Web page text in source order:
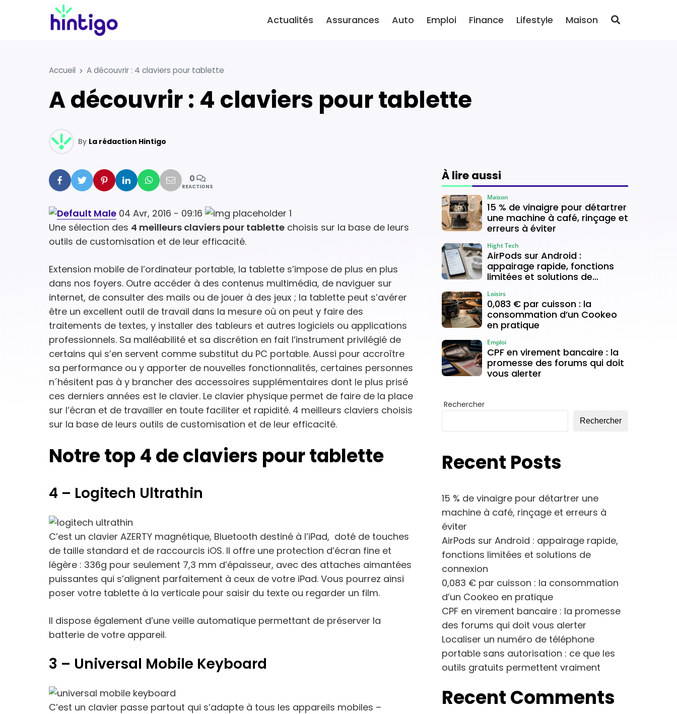
Actualités Assurances Auto Emploi Finance Lifestyle Maison
Accueil A découvrir : 4 claviers pour tablette
A découvrir : 4 claviers pour tablette
By La rédaction Hintigo
Facebook
Twitter PinterestLinkedinWhatsapp
Mail0
REACTIONS
04 Avr, 2016 - 09:16
Une sélection des 4 meilleurs claviers pour tablette choisis sur la base de leurs
outils de customisation et de leur efficacité.
Extension mobile de l’ordinateur portable, la tablette s’impose de plus en plus
dans nos foyers. Outre accéder à des contenus multimédia, de naviguer sur
internet, de consulter des mails ou de jouer à des jeux ; la tablette peut s’avérer
être un excellent outil de travail dans la mesure où on peut y faire des
traitements de textes, y installer des tableurs et autres logiciels ou applications
professionnels. Sa malléabilité et sa discrétion en fait l’instrument privilégié de
certains qui s’en servent comme substitut du PC portable. Aussi pour accroître
sa performance ou y apporter de nouvelles fonctionnalités, certaines personnes
n´hésitent pas à y brancher des accessoires supplémentaires dont le plus prisé
ces derniers années est le clavier. Le clavier physique permet de faire de la place
sur l’écran et de travailler en toute faciliter et rapidité. 4 meilleurs claviers choisis
sur la base de leurs outils de customisation et de leur efficacité.
Notre top 4 de claviers pour tablette
4 – Logitech Ultrathin
C’est un clavier AZERTY magnétique, Bluetooth destiné à l’iPad, doté de touches
de taille standard et de raccourcis iOS. Il offre une protection d’écran fine et
légère : 336g pour seulement 7,3 mm d’épaisseur, avec des attaches aimantées
puissantes qui s’alignent parfaitement à ceux de votre iPad. Vous pourrez ainsi
poser votre tablette à la verticale pour saisir du texte ou regarder un film.
Il dispose également d’une veille automatique permettant de préserver la
batterie de votre appareil.
3 – Universal Mobile Keyboard
C’est un clavier passe partout qui s’adapte à tous les appareils mobiles –
À lire aussi
15 % de vinaigre pour détartrer
une machine à café, rinçage et
erreurs à éviter
Maison
AirPods sur Android :
appairage rapide, fonctions
limitées et solutions de
Hight Tech
0,083 € par cuisson : la
consommation d’un Cookeo
en pratique
Loisirs
CPF en virement bancaire : la
promesse des forums qui doit
vous alerter
Emploi
Rechercher
Rechercher
Recent Posts
15 % de vinaigre pour détartrer une
machine à café, rinçage et erreurs à
éviter
AirPods sur Android : appairage rapide,
fonctions limitées et solutions de
connexion
0,083 € par cuisson : la consommation
d’un Cookeo en pratique
CPF en virement bancaire : la promesse
des forums qui doit vous alerter
Localiser un numéro de téléphone
portable sans autorisation : ce que les
outils gratuits permettent vraiment
Recent Comments